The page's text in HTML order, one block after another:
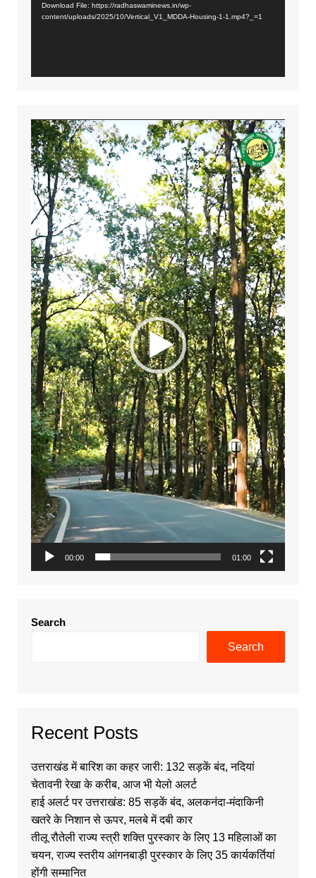
Download File: https://radhaswaminews.in/wp-
content/uploads/2025/10/Vertical_V1_MDDA-Housing-1-1.mp4?_=1
Video
Player
00:00 01:00
Search
Search
Recent Posts
उत्तराखंड में बारिश का कहर जारी: 132 सड़कें बंद, नदियां
चेतावनी रेखा के करीब, आज भी येलो अलर्ट
हाई अलर्ट पर उत्तराखंड: 85 सड़कें बंद, अलकनंदा-मंदाकिनी
खतरे के निशान से ऊपर, मलबे में दबी कार
तीलू रौतेली राज्य स्त्री शक्ति पुरस्कार के लिए 13 महिलाओं का
चयन, राज्य स्तरीय आंगनबाड़ी पुरस्कार के लिए 35 कार्यकर्तियां
होंगी सम्मानित